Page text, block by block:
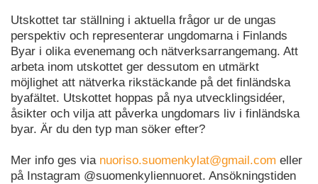
Utskottet tar ställning i aktuella frågor ur de ungas
perspektiv och representerar ungdomarna i Finlands
Byar i olika evenemang och nätverksarrangemang. Att
arbeta inom utskottet ger dessutom en utmärkt
möjlighet att nätverka rikstäckande på det finländska
byafältet. Utskottet hoppas på nya utvecklingsidéer,
åsikter och vilja att påverka ungdomars liv i finländska
byar. Är du den typ man söker efter?
Mer info ges via nuoriso.suomenkylat@gmail.com eller
på Instagram @suomenkyliennuoret. Ansökningstiden